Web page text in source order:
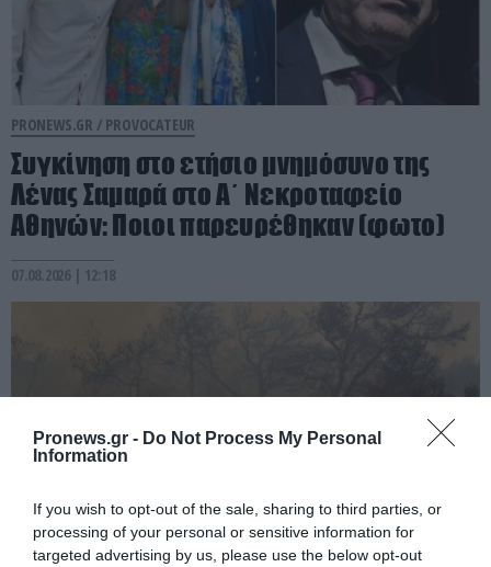
Pronews.gr - Do Not Process My Personal
Information
If you wish to opt-out of the sale, sharing to third parties, or
processing of your personal or sensitive information for
targeted advertising by us, please use the below opt-out
PRONEWS.GR / PROVOCATEUR
Συγκίνηση στο ετήσιο μνημόσυνο της
Λένας Σαμαρά στο Α΄ Νεκροταφείο
Αθηνών: Ποιοι παρευρέθηκαν (φωτο)
07.08.2026 | 12:18